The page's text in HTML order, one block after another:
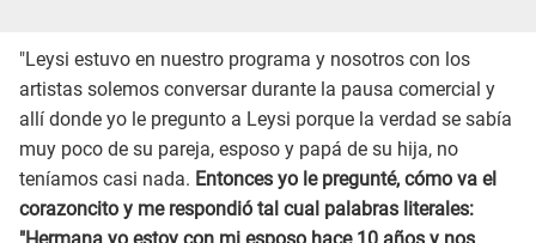
"Leysi estuvo en nuestro programa y nosotros con los
artistas solemos conversar durante la pausa comercial y
allí donde yo le pregunto a Leysi porque la verdad se sabía
muy poco de su pareja, esposo y papá de su hija, no
teníamos casi nada. Entonces yo le pregunté, cómo va el
corazoncito y me respondió tal cual palabras literales: